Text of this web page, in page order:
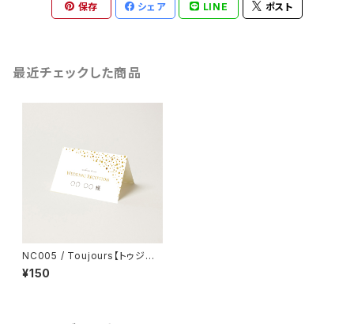
保存 シェア LINE ポスト
最近チェックした商品
NC005 / Toujours【トゥジュ
ー】【サンプル】結婚式 席札
¥150